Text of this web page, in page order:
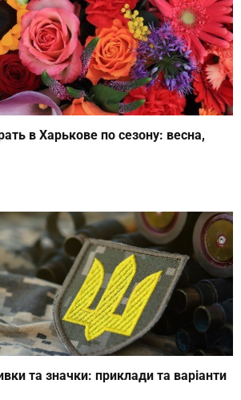
в Харькове по сезону: весна,
та значки: приклади та варіанти